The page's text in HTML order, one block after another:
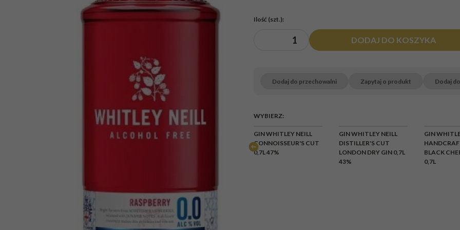
Ilość (szt.):
DODAJ DO KOSZYKA
Dodaj do przechowalni Zapytaj o produkt Dodaj
WYBIERZ:
GIN WHITLEY NEILL
BRAK
GIN WHITLEY NEILL
CONNOISSEUR'S CUT
0,7L 47%
GIN WHITLEY NEILL
DISTILLER'S CUT
LONDON DRY GIN 0,7L
43%
GIN
BLACK
0,7L